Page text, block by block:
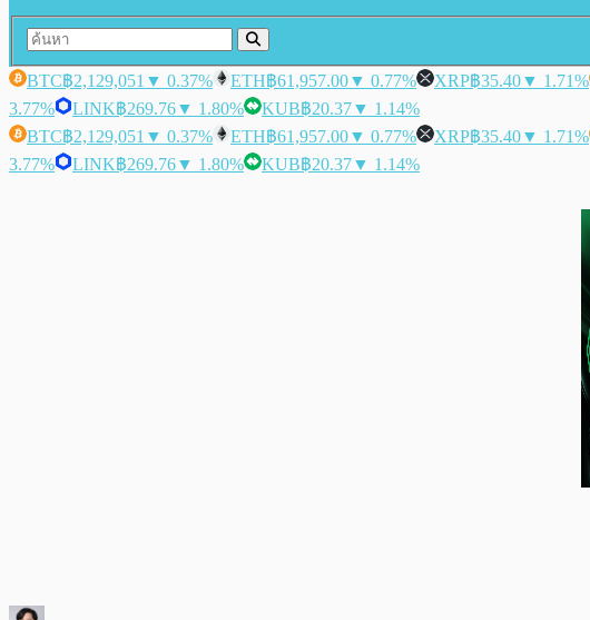
BTC฿2,129,051 ▼ 0.37% ETH฿61,957.00▼ 0.77% XRP฿35.40▼ 1.71%
3.77%
LINK฿269.76▼ 1.80% KUB฿20.37▼ 1.14%
BTC฿2,129,051 ▼ 0.37% ETH฿61,957.00▼ 0.77% XRP฿35.40▼ 1.71%
3.77%
LINK฿269.76▼ 1.80% KUB฿20.37▼ 1.14%